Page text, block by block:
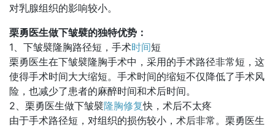
对乳腺组织的影响较小。
栗勇医生做下皱襞的独特优势：
1、下皱襞隆胸路径短，手术时间短
栗勇医生在下皱襞隆胸手术中，采用的手术路径非常短，这
使得手术时间大大缩短。手术时间的缩短不仅降低了手术风
险，也减少了患者的麻醉时间和术后时间。
2、栗勇医生做下皱襞隆胸修复快，术后不太疼
由于手术路径短，对组织的损伤较小，术后非常。栗勇医生